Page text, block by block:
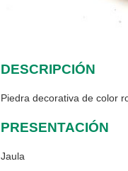
DESCRIPCIÓN
Piedra decorativa de color
PRESENTACIÓN
Jaula